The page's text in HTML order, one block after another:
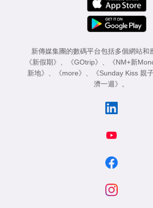
新傳媒集團的數碼平台包括多個網站和
《新假期》
《GOtrip》 《NM+新
新地》
《more》 《Sunday Kiss 親
濟一週》
。